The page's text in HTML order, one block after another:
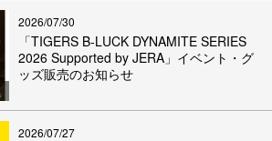
2026/07/30
「TIGERS B-LUCK DYNAMITE SERIES
2026 Supported by JERA」イベント・グ
ッズ販売のお知らせ
2026/07/27